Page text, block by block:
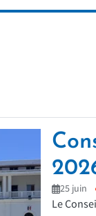
25 juin
Le